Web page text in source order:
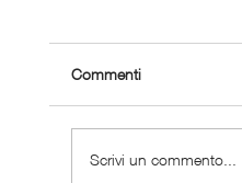
Commenti
Scrivi un commento...